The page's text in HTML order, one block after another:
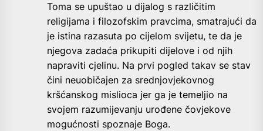
Toma se upuštao u dijalog s različitim
religijama i filozofskim pravcima, smatrajući da
je istina razasuta po cijelom svijetu, te da je
njegova zadaća prikupiti dijelove i od njih
napraviti cjelinu. Na prvi pogled takav se stav
čini neuobičajen za srednjovjekovnog
kršćanskog mislioca jer ga je temeljio na
svojem razumijevanju urođene čovjekove
mogućnosti spoznaje Boga.